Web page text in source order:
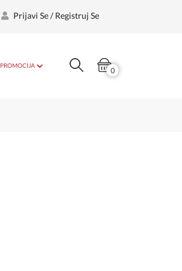
Prijavi Se / Registruj Se
PROMOCIJA
0